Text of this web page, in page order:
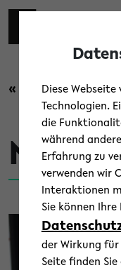
Skip to main
« Zurück zur
News
Diese
Technologien.
die
während
Erfahrung zu
verwenden wir
Interaktionen
Sie können
der Wirkung
Seite finden